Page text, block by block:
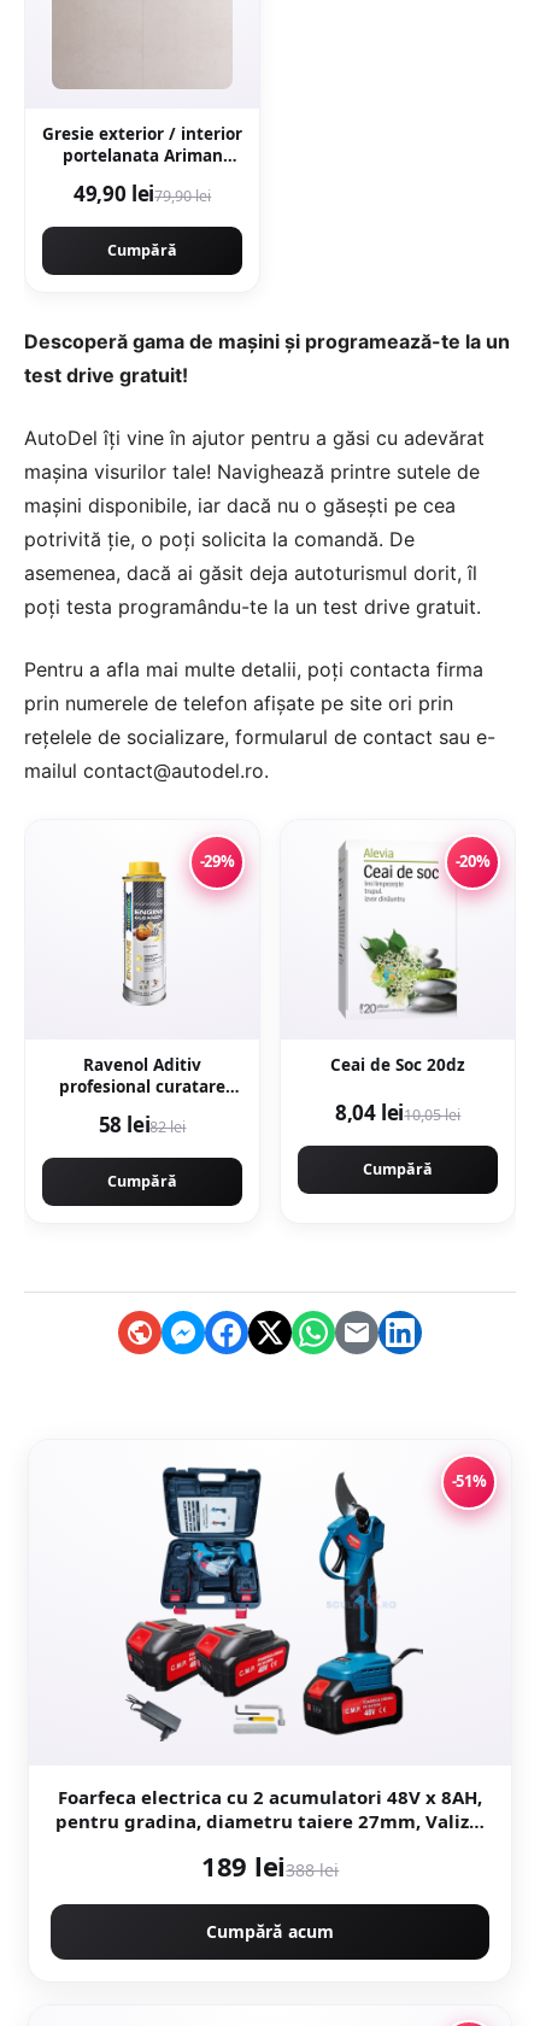
Gresie exterior / interior
portelanata Ariman
rectificata aspect
49,90 lei79,90 lei
Cumpără
Descoperă gama de mașini și programează-te la un
test drive gratuit!
AutoDel îți vine în ajutor pentru a găsi cu adevărat
mașina visurilor tale! Navighează printre sutele de
mașini disponibile, iar dacă nu o găsești pe cea
potrivită ție, o poți solicita la comandă. De
asemenea, dacă ai găsit deja autoturismul dorit, îl
poți testa programându-te la un test drive gratuit.
Pentru a afla mai multe detalii, poți contacta firma
prin numerele de telefon afișate pe site ori prin
rețelele de socializare, formularul de contact sau e-
mailul contact@autodel.ro.
-29%
Ravenol Aditiv
profesional curatare
300ML
58 lei82 lei
Cumpără
-20%
Ceai de Soc 20dz
8,04 lei10,05 lei
Cumpără
-51%
Foarfeca electrica cu 2 acumulatori 48V x 8AH,
pentru gradina, diametru taiere 27mm, Valiza,
CMP1612
189 lei388 lei
Cumpără acum